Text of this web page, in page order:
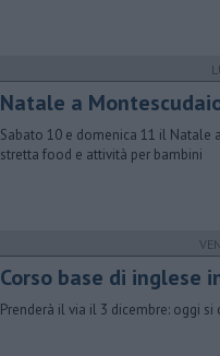
Natale a
Sabato 10 e domenica 11 il Natale
stretta food e attività per bambini
Corso base di inglese
Prenderà il via il 3 dicembre: oggi